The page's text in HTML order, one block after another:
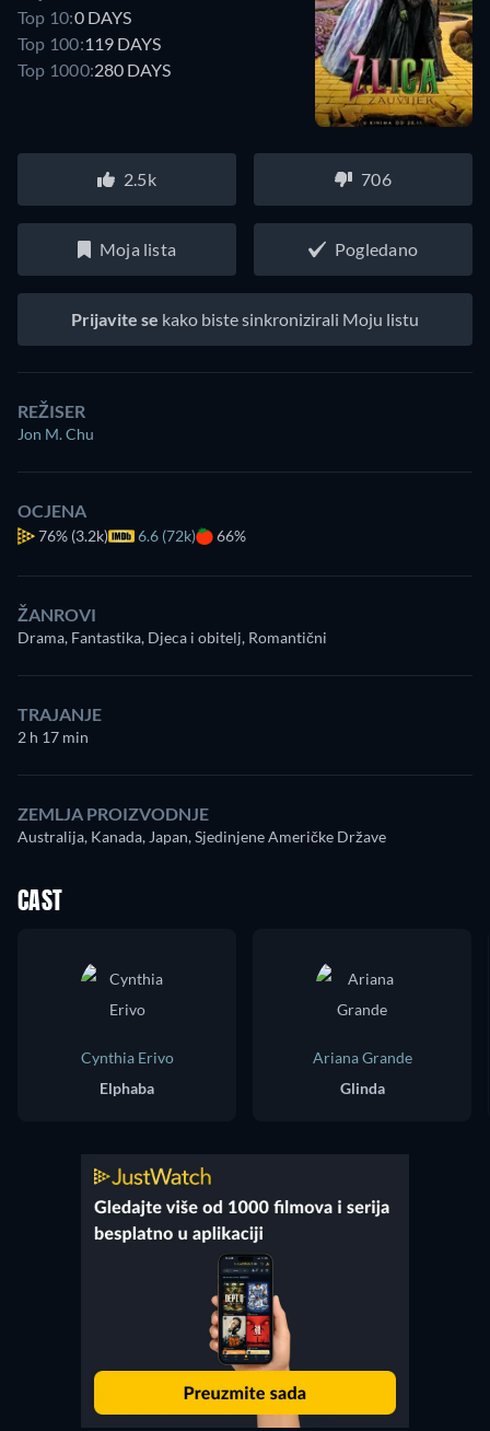
Top 10:0 DAYS
Top 100:119 DAYS
Top 1000:280 DAYS
2.5k 706
Moja lista Pogledano
Prijavite se kako biste sinkronizirali Moju listu
REŽISER
Jon M. Chu
OCJENA
76% (3.2k) 6.6 (72k) 66%
ŽANROVI
Drama, Fantastika, Djeca i obitelj, Romantični
TRAJANJE
2 h 17 min
ZEMLJA PROIZVODNJE
Australija, Kanada, Japan, Sjedinjene Američke Države
CAST
Cynthia Erivo
Elphaba
Ariana Grande
Glinda